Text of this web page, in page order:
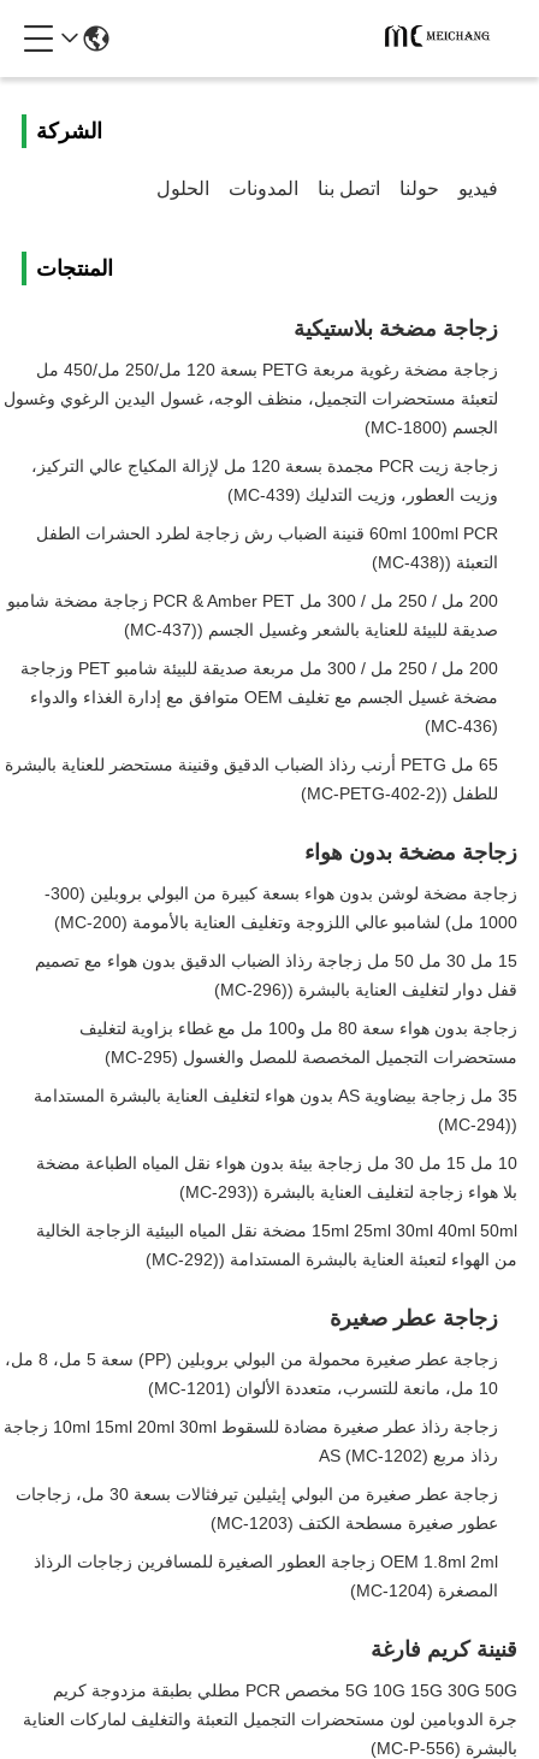
الشركة
فيديو حولنا اتصل بنا المدونات الحلول
المنتجات
زجاجة مضخة بلاستيكية
زجاجة مضخة رغوية مربعة PETG بسعة 120 مل/250 مل/450 مل
لتعبئة مستحضرات التجميل، منظف الوجه، غسول اليدين الرغوي وغسول
الجسم (MC-1800)
زجاجة زيت PCR مجمدة بسعة 120 مل لإزالة المكياج عالي التركيز،
وزيت العطور، وزيت التدليك (MC-439)
60ml 100ml PCR قنينة الضباب رش زجاجة لطرد الحشرات الطفل
التعبئة ((MC-438)
200 مل / 250 مل / 300 مل PCR & Amber PET زجاجة مضخة شامبو
صديقة للبيئة للعناية بالشعر وغسيل الجسم ((MC-437)
200 مل / 250 مل / 300 مل مربعة صديقة للبيئة شامبو PET وزجاجة
مضخة غسيل الجسم مع تغليف OEM متوافق مع إدارة الغذاء والدواء
(MC-436)
65 مل PETG أرنب رذاذ الضباب الدقيق وقنينة مستحضر للعناية بالبشرة
للطفل ((MC-PETG-402-2)
زجاجة مضخة بدون هواء
زجاجة مضخة لوشن بدون هواء بسعة كبيرة من البولي بروبلين (300-
1000 مل) لشامبو عالي اللزوجة وتغليف العناية بالأمومة (MC-200)
15 مل 30 مل 50 مل زجاجة رذاذ الضباب الدقيق بدون هواء مع تصميم
قفل دوار لتغليف العناية بالبشرة ((MC-296)
زجاجة بدون هواء سعة 80 مل و100 مل مع غطاء بزاوية لتغليف
مستحضرات التجميل المخصصة للمصل والغسول (MC-295)
35 مل زجاجة بيضاوية AS بدون هواء لتغليف العناية بالبشرة المستدامة
((MC-294)
10 مل 15 مل 30 مل زجاجة بيئة بدون هواء نقل المياه الطباعة مضخة
بلا هواء زجاجة لتغليف العناية بالبشرة ((MC-293)
15ml 25ml 30ml 40ml 50ml مضخة نقل المياه البيئية الزجاجة الخالية
من الهواء لتعبئة العناية بالبشرة المستدامة ((MC-292)
زجاجة عطر صغيرة
زجاجة عطر صغيرة محمولة من البولي بروبلين (PP) سعة 5 مل، 8 مل،
10 مل، مانعة للتسرب، متعددة الألوان (MC-1201)
زجاجة رذاذ عطر صغيرة مضادة للسقوط 10ml 15ml 20ml 30ml زجاجة
رذاذ مربع AS (MC-1202)
زجاجة عطر صغيرة من البولي إيثيلين تيرفثالات بسعة 30 مل، زجاجات
عطور صغيرة مسطحة الكتف (MC-1203)
OEM 1.8ml 2ml زجاجة العطور الصغيرة للمسافرين زجاجات الرذاذ
المصغرة (MC-1204)
قنينة كريم فارغة
5G 10G 15G 30G 50G مخصص PCR مطلي بطبقة مزدوجة كريم
جرة الدوبامين لون مستحضرات التجميل التعبئة والتغليف لماركات العناية
بالبشرة (MC-P-556)